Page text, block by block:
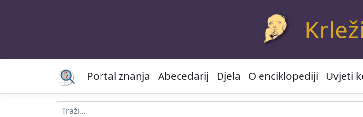
Portal znanja Abecedarij Djela O enciklopediji Uvjeti